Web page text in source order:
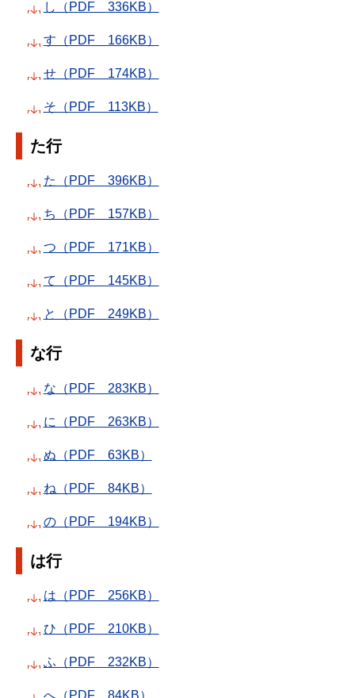
し（PDF 336KB）
す（PDF 166KB）
せ（PDF 174KB）
そ（PDF 113KB）
た行
た（PDF 396KB）
ち（PDF 157KB）
つ（PDF 171KB）
て（PDF 145KB）
と（PDF 249KB）
な行
な（PDF 283KB）
に（PDF 263KB）
ぬ（PDF 63KB）
ね（PDF 84KB）
の（PDF 194KB）
は行
は（PDF 256KB）
ひ（PDF 210KB）
ふ（PDF 232KB）